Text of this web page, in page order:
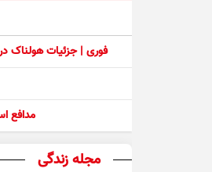
فوری | جزئیات هولناک
مدافع
مجله زندگی